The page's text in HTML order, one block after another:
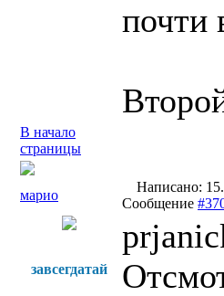
почти
В начало
страницы
марио
Написано:
Сообщение
завсегдатай